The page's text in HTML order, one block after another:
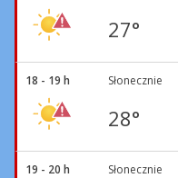
27°
18 - 19 h Słonecznie
28°
19 - 20 h Słonecznie